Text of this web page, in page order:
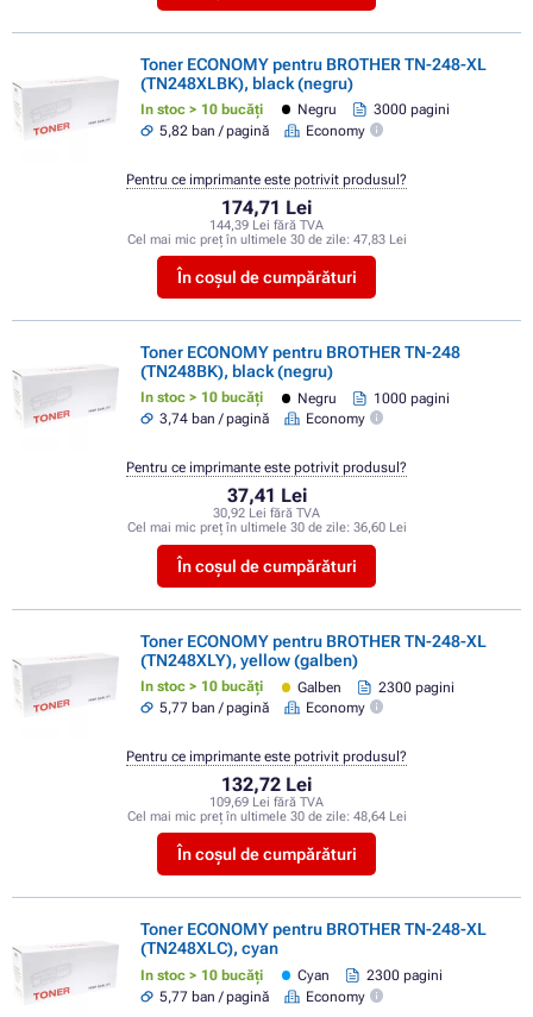
Toner ECONOMY pentru BROTHER TN-248-XL
(TN248XLBK), black (negru)
In stoc > 10 bucăți Negru
3000 pagini
5,82 ban / pagină
Economy
174,71 Lei
144,39 Lei fără TVA
Cel mai mic preț în ultimele 30 de zile: 47,83 Lei
În coșul de cumpărături
Pentru ce imprimante este potrivit produsul?
Toner ECONOMY pentru BROTHER TN-248
(TN248BK), black (negru)
In stoc > 10 bucăți Negru
1000 pagini
3,74 ban / pagină
Economy
37,41 Lei
30,92 Lei fără TVA
Cel mai mic preț în ultimele 30 de zile: 36,60 Lei
În coșul de cumpărături
Pentru ce imprimante este potrivit produsul?
Toner ECONOMY pentru BROTHER TN-248-XL
(TN248XLY), yellow (galben)
In stoc > 10 bucăți Galben
2300 pagini
5,77 ban / pagină
Economy
132,72 Lei
109,69 Lei fără TVA
Cel mai mic preț în ultimele 30 de zile: 48,64 Lei
În coșul de cumpărături
Pentru ce imprimante este potrivit produsul?
Toner ECONOMY pentru BROTHER TN-248-XL
(TN248XLC), cyan
In stoc > 10 bucăți Cyan
2300 pagini
5,77 ban / pagină
Economy